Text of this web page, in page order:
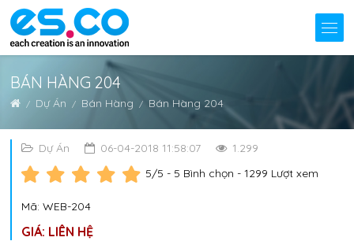
BÁN HÀNG 204
Dự Án Bán Hàng Bán Hàng 204
Dự Án 06-04-2018 11:58:07
1.299
5/5 - 5 Bình chọn - 1299 Lượt xem
Mã: WEB-204
GIÁ: LIÊN HỆ